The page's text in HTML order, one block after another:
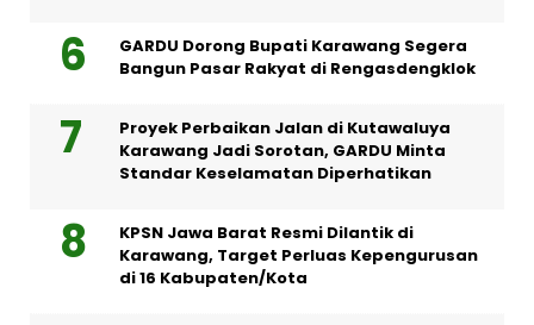
GARDU Dorong Bupati Karawang Segera
Bangun Pasar Rakyat di Rengasdengklok
Proyek Perbaikan Jalan di Kutawaluya
Karawang Jadi Sorotan, GARDU Minta
Standar Keselamatan Diperhatikan
KPSN Jawa Barat Resmi Dilantik di
Karawang, Target Perluas Kepengurusan
di 16 Kabupaten/Kota